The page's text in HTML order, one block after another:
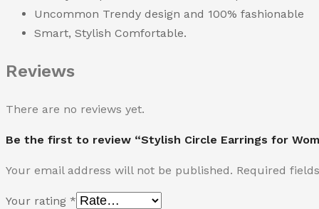
Uncommon Trendy design and 100% fashionable
Smart, Stylish Comfortable.
Reviews
There are no reviews yet.
Be the first to review “Stylish Circle Earrings for
Your email address will not be published. Required
Your rating *